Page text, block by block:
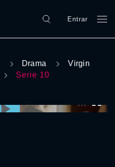
Entrar
Drama
Virgin
Serie 10